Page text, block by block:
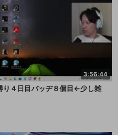
3:56:44
り４日目バッヂ８個目←少し雑